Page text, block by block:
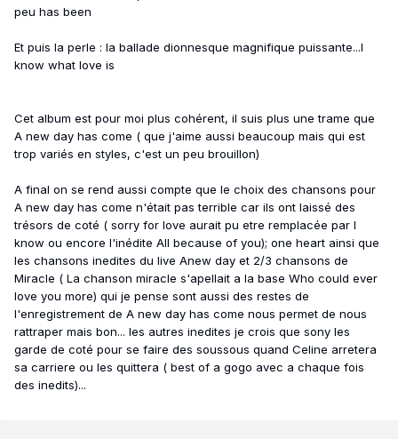
peu has been
Et puis la perle : la ballade dionnesque magnifique puissante...I
know what love is
Cet album est pour moi plus cohérent, il suis plus une trame que
A new day has come ( que j'aime aussi beaucoup mais qui est
trop variés en styles, c'est un peu brouillon)
A final on se rend aussi compte que le choix des chansons pour
A new day has come n'était pas terrible car ils ont laissé des
trésors de coté ( sorry for love aurait pu etre remplacée par I
know ou encore l'inédite All because of you); one heart ainsi que
les chansons inedites du live Anew day et 2/3 chansons de
Miracle ( La chanson miracle s'apellait a la base Who could ever
love you more) qui je pense sont aussi des restes de
l'enregistrement de A new day has come nous permet de nous
rattraper mais bon... les autres inedites je crois que sony les
garde de coté pour se faire des soussous quand Celine arretera
sa carriere ou les quittera ( best of a gogo avec a chaque fois
des inedits)...